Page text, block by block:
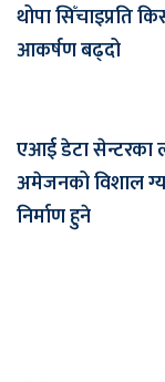
थोपा सिँचाइप्रति
आकर्षण बढ्दो
एआई डेटा सेन्टरका
अमेजनको विशाल
निर्माण हुने